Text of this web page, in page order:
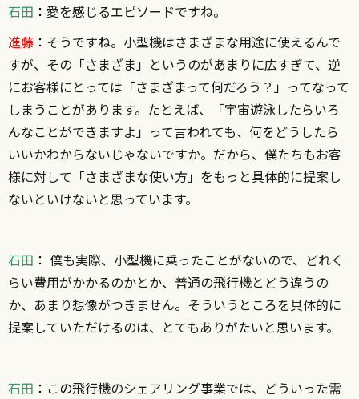
石田 ： 愛を感じるエピソードですね。
進藤 ： そうですね。小型機はさまざまな用途に使えるんで
すが、その「さまざま」というのがあまりに広すぎて、逆
にお客様にとっては「さまざまって何だろう？」ってなって
しまうことがあります。たとえば、「宇宙遊泳したらいろ
んなことができますよ」って言われても、何をどうしたら
いいかわからないじゃないですか。だから、僕たちもお客
様に対して「さまざまな使い方」をもっと具体的に提案し
ないといけないと思っています。
石田 ： 僕も実際、小型機に乗ったことがないので、どれく
らい費用がかかるのかとか、普通の飛行機とどう違うの
か、あまり想像がつきません。そういうところを具体的に
提案していただけるのは、とてもありがたいと思います。
石田 ：この飛行機のシェアリング事業では、どういった需